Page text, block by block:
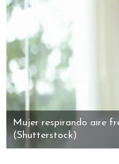
Mujer respirando aire
(Shutterstock)